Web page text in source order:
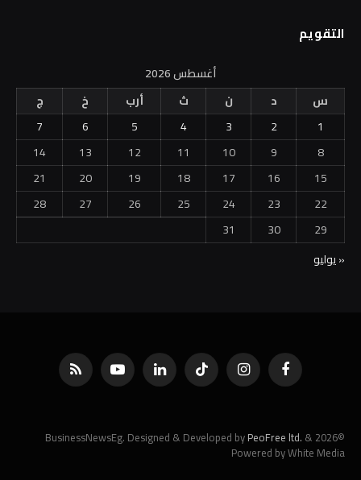
التقويم
أغسطس 2026
س
د ن ث أرب خ
ج
1
2
3
4
5
6
7
8
9
10
11
12
13
14
15
16
17
18
19
20
21
22
23
24
25
26
27
28
29
30
31
« يوليو
فيسبوك الانستغرامتيكتوك لينكدإن يوتيوب RSS
©2026 BusinessNewsEg. Designed & Developed by
PeoFree ltd. &
Powered by White Media